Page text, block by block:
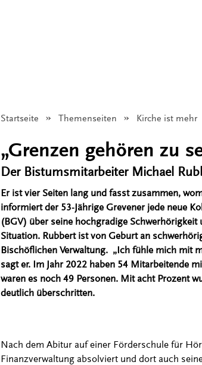
Startseite Themenseiten Kirche ist mehr
„Grenzen gehören zu
Der Bistumsmitarbeiter Michael
Er ist vier Seiten lang und fasst zusammen,
informiert der 53-Jährige Grevener jede neue
(BGV) über seine hochgradige
Situation. Rubbert ist von Geburt an
Bischöflichen Verwaltung. „Ich fühle mich mit
sagt er. Im Jahr 2022 haben 54 Mitarbeitende
waren es noch 49 Personen. Mit acht Prozent
deutlich überschritten.
Nach dem Abitur auf einer Förderschule für
Finanzverwaltung absolviert und dort auch